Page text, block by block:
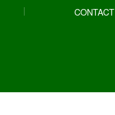
CONTACT